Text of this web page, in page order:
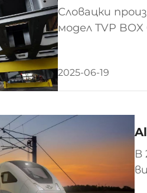
Словацки
модел TVP
Мюнхен,
свап корпуси.
2025-06-19
В